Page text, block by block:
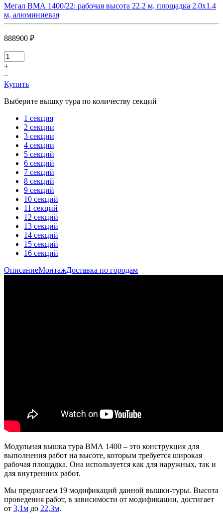
Мегал ВМА 1400/22: рабочая высота 22.2 м, площадка 2.0х1.4
м, алюминиевая
888900 ₽
+
−
Купить
Выберите вышку тура по количеству секций
1 секция
2 секции
3 секции
4 секции
5 секций
6 секций
7 секций
8 секций
9 секций
10 секций
11 секций
12 секций
13 секций
14 секций
15 секций
16 секций
ОписаниеМонтажДоставка по городам
Модульная вышка тура ВМА 1400 – это конструкция для
выполнения работ на высоте, которым требуется широкая
рабочая площадка. Она используется как для наружных, так и
для внутренних работ.
Мы предлагаем 19 модификаций данной вышки-туры. Высота
проведения работ, в зависимости от модификации, достигает
от 3,1м до 22,3м.